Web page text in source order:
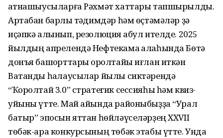
ҡатнашыусыларға Рəхмəт хаттары тапшырылды.
Артабан барлыҡ тəҡдимдəр һəм өҫтəмəлəр ҙə
иҫəпкə алынып, резолюция ҡабул ителде. 2025
йылдың апрелендə Нефтекама ҡалаһында Бөтə
донъя башҡорттары ҡоролтайы иғлан иткəн
Ватанды һаҡлаусылар йылы сиктəрендə
“Ҡоролтай 3.0” стратегик сессияһы һəм квиз-
уйыны үтте. Май айында районыбыҙҙа “Урал
батыр” эпосын яттан һөйлəүселəрҙең XXVII
төбəк-ара конкурсының төбəк этабы үтте. Унда